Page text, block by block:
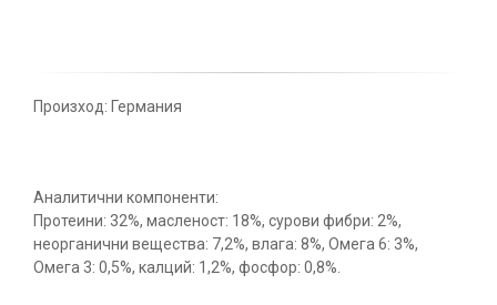
Произход: Германия
Аналитични компоненти:
Протеини: 32%, масленост: 18%, сурови фибри: 2%,
неорганични вещества: 7,2%, влага: 8%, Омега 6: 3%,
Омега 3: 0,5%, калций: 1,2%, фосфор: 0,8%.